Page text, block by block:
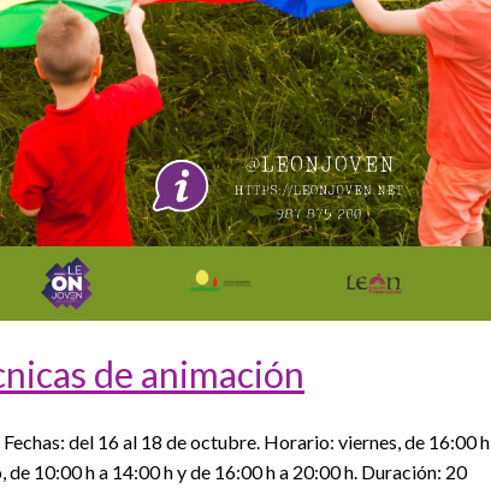
de animación
del 16 al 18 de octubre. Horario: viernes, de 16:00 h
10:00 h a 14:00 h y de 16:00 h a 20:00 h. Duración: 20